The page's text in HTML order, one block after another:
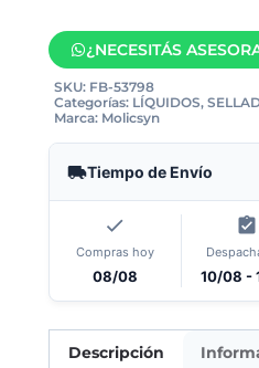
¿NECESITÁS
SKU: FB-53798
Categorías: LÍQUIDOS,
Marca: Molicsyn
Tiempo de Envío
Compras hoy
08/08 10/08 -
Descripción